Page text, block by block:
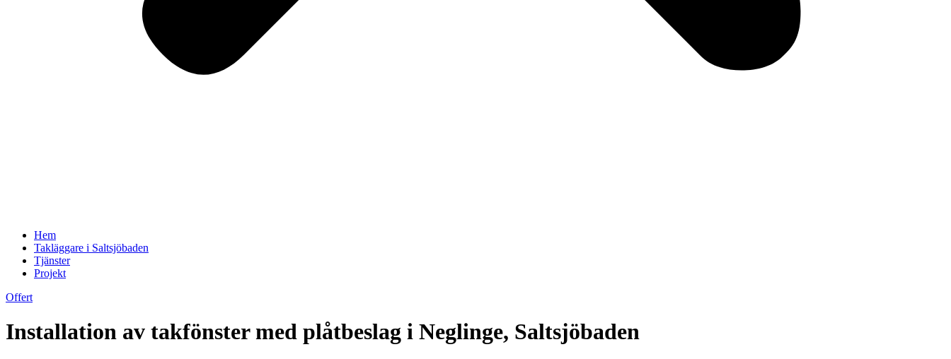
Hem
Takläggare i Saltsjöbaden
Tjänster
Projekt
Offert
Installation av takfönster med plåtbeslag i Neglinge, Saltsjöbaden